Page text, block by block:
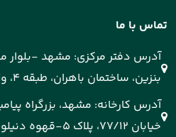
تماس با ما
بنزین، ساختمان باهران، طبقه 4، واحد 401
خیابان 77/12، پلاک 5-قهوه دنیلوس